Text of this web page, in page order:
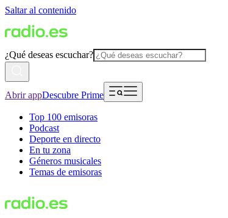
Saltar al contenido
¿Qué deseas escuchar?
Abrir appDescubre Prime
Top 100 emisoras
Podcast
Deporte en directo
En tu zona
Géneros musicales
Temas de emisoras